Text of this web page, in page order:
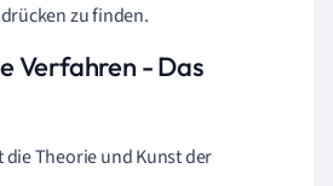
zu finden.
Verfahren - Das
die Theorie und Kunst der